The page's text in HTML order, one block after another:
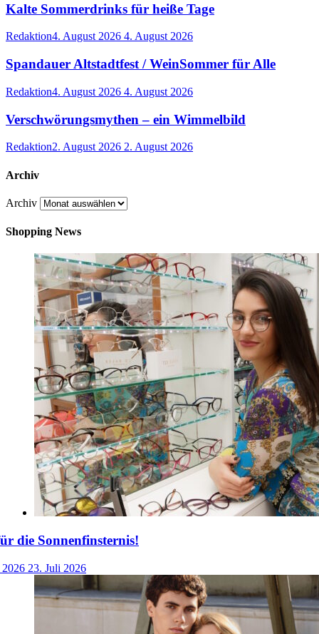
Kalte Sommerdrinks für heiße Tage
Redaktion4. August 2026 4. August 2026
Spandauer Altstadtfest / WeinSommer für Alle
Redaktion4. August 2026 4. August 2026
Verschwörungsmythen – ein Wimmelbild
Redaktion2. August 2026 2. August 2026
Archiv
Archiv
Shopping News
die Sonnenfinsternis!
23. Juli 2026